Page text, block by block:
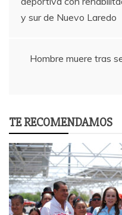
navigation
y sur de Nuevo Laredo
Hombre muere tras
TE RECOMENDAMOS